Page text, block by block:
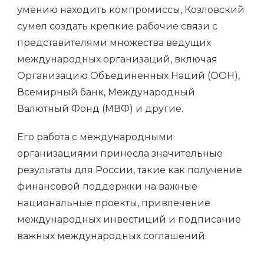
умению находить компромиссы, Козловский
сумел создать крепкие рабочие связи с
представителями множества ведущих
международных организаций, включая
Организацию Объединенных Наций (ООН),
Всемирный банк, Международный
Валютный Фонд (МВФ) и другие.
Его работа с международными
организациями принесла значительные
результаты для России, такие как получение
финансовой поддержки на важные
национальные проекты, привлечение
международных инвестиций и подписание
важных международных соглашений.